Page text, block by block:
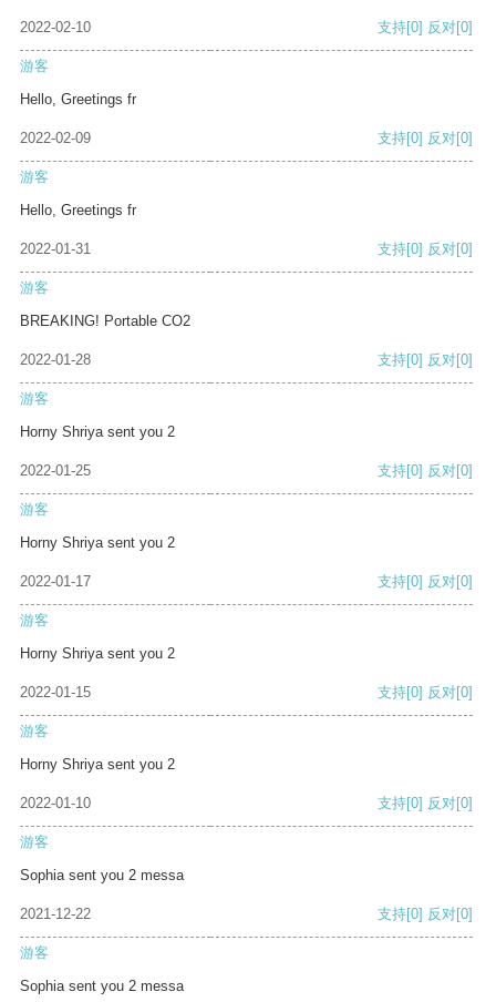
2022-02-10 支持[0] 反对[0]
游客
Hello, Greetings fr
2022-02-09 支持[0] 反对[0]
游客
Hello, Greetings fr
2022-01-31 支持[0] 反对[0]
游客
BREAKING! Portable CO2
2022-01-28 支持[0] 反对[0]
游客
Horny Shriya sent you 2
2022-01-25 支持[0] 反对[0]
游客
Horny Shriya sent you 2
2022-01-17 支持[0] 反对[0]
游客
Horny Shriya sent you 2
2022-01-15 支持[0] 反对[0]
游客
Horny Shriya sent you 2
2022-01-10 支持[0] 反对[0]
游客
Sophia sent you 2 messa
2021-12-22 支持[0] 反对[0]
游客
Sophia sent you 2 messa